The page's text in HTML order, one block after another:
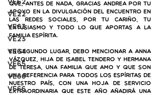
VE62
VE22
VE63
VE23
VE64
VE65
VE66
ve66
que, antes de nada, gracias Andrea por tu
apoyo en la divulgación del encuentro en
las redes sociales, por tu cariño, tu
entusiasmo y todo lo que aportas a la
familia espírita.
En segundo lugar, debo mencionar a Anna
Vázquez, hija de Isabel Tendero y hermana
de Teresa, una familia que amo y que son
una referencia para todos los espíritas de
nuestro país, con una hoja de servicio
extraordinaria que este año añadirá una